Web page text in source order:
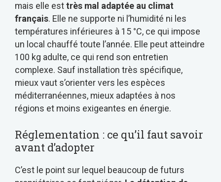
mais elle esttrès mal adaptée au climat
français. Elle ne supporte ni l’humidité ni les
températures inférieures à 15 °C, ce qui impose
un local chauffé toute l’année. Elle peut atteindre
100 kg adulte, ce qui rend son entretien
complexe. Sauf installation très spécifique,
mieux vaut s’orienter vers les espèces
méditerranéennes, mieux adaptées à nos
régions et moins exigeantes en énergie.
Réglementation : ce qu’il faut savoir
avant d’adopter
C’est le point sur lequel beaucoup de futurs